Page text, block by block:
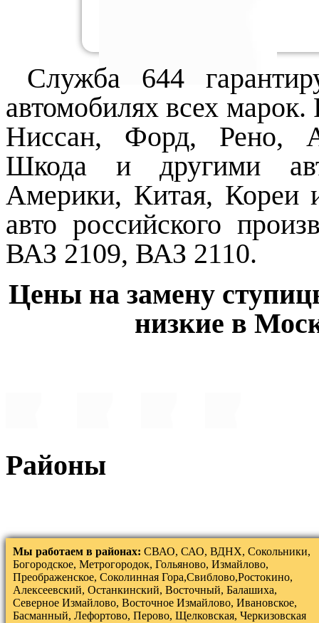
Служба 644
автомобилях всех
Ниссан, Форд, Рено,
Шкода и другими
Америки, Китая, Кореи
авто российского
ВАЗ 2109, ВАЗ 2110.
Цены на замену
низкие в
Районы
Мы работаем в районах: СВАО, САО, ВДНХ, Сокольники,
Богородское, Метрогородок, Гольяново, Измайлово,
Преображенское, Соколинная Гора,Свиблово,Ростокино,
Алексеевский, Останкинский, Восточный, Балашиха,
Северное Измайлово, Восточное Измайлово, Ивановское,
Басманный, Лефортово, Перово, Щелковская, Черкизовская